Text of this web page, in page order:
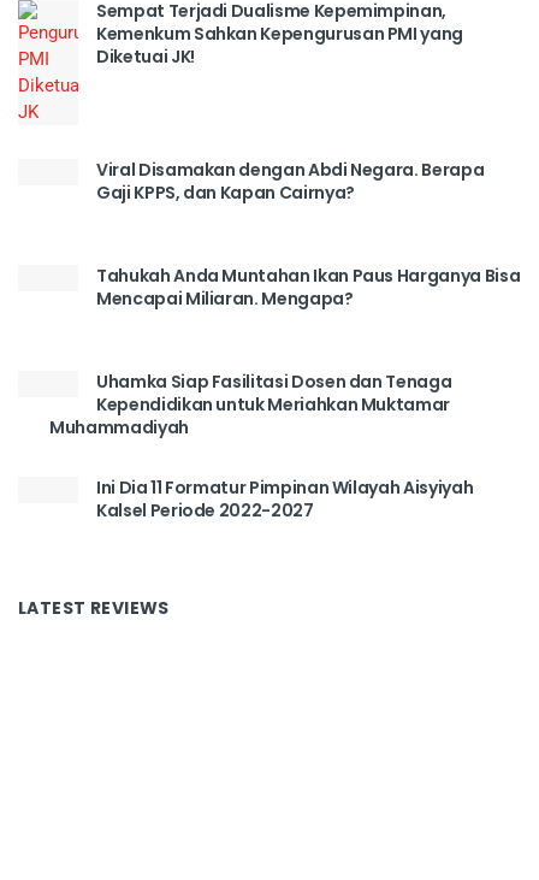
Sempat Terjadi Dualisme Kepemimpinan,
Kemenkum Sahkan Kepengurusan PMI yang
Diketuai JK!
Viral Disamakan dengan Abdi Negara. Berapa
Gaji KPPS, dan Kapan Cairnya?
Tahukah Anda Muntahan Ikan Paus Harganya Bisa
Mencapai Miliaran. Mengapa?
Uhamka Siap Fasilitasi Dosen dan Tenaga
Kependidikan untuk Meriahkan Muktamar
Muhammadiyah
Ini Dia 11 Formatur Pimpinan Wilayah Aisyiyah
Kalsel Periode 2022-2027
LATEST REVIEWS